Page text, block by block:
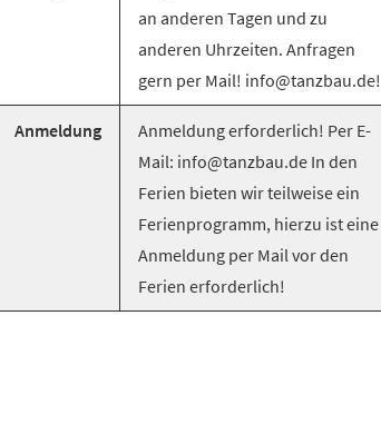
an anderen Tagen und zu
anderen Uhrzeiten. Anfragen
gern per Mail! info@tanzbau.de!
Anmeldung
Anmeldung erforderlich! Per E-
Mail: info@tanzbau.de In den
Ferien bieten wir teilweise ein
Ferienprogramm, hierzu ist eine
Anmeldung per Mail vor den
Ferien erforderlich!